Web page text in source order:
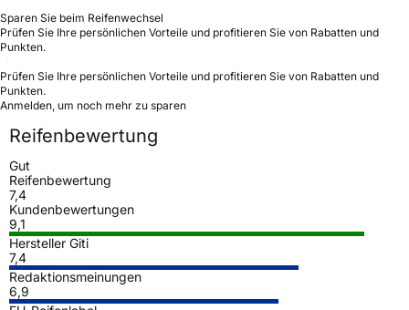
Sparen Sie beim Reifenwechsel
Prüfen Sie Ihre persönlichen Vorteile und profitieren Sie von Rabatten und
Punkten.
Prüfen Sie Ihre persönlichen Vorteile und profitieren Sie von Rabatten und
Punkten.
Anmelden, um noch mehr zu sparen
Reifenbewertung
Gut
Reifenbewertung
7,4
Kundenbewertungen
9,1
Hersteller Giti
7,4
Redaktionsmeinungen
6,9